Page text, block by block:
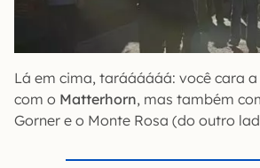
Lá em cima, taráááááá: você cara
com o Matterhorn, mas também
Gorner e o Monte Rosa (do outro